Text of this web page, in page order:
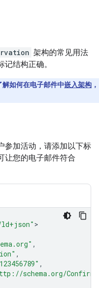
架构的常见用法
结构正确。
如何在电子邮件中嵌入架构 ，
参加活动，请添加以下标
让您的电子邮件符合
,
,
,
schema.org/